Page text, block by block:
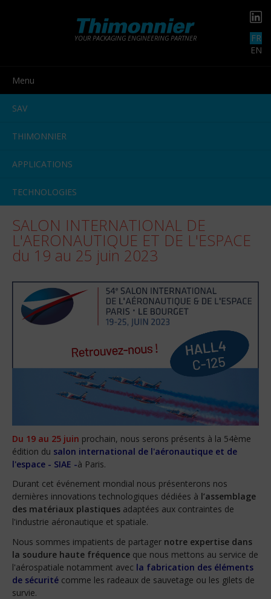
FR
EN
YOUR PACKAGING ENGINEERING PARTNER
Menu
SAV
THIMONNIER
APPLICATIONS
TECHNOLOGIES
SALON INTERNATIONAL DE
L'AERONAUTIQUE ET DE L'ESPACE
du 19 au 25 juin 2023
Du 19 au 25 juin prochain, nous serons présents à la 54ème
édition du salon international de l'aéronautique et de
l'espace - SIAE -à Paris.
Durant cet événement mondial nous présenterons nos
dernières innovations technologiques dédiées à l’assemblage
des matériaux plastiques adaptées aux contraintes de
l'industrie aéronautique et spatiale.
Nous sommes impatients de partager notre expertise dans
la soudure haute fréquence que nous mettons au service de
l'aérospatiale notamment avec la fabrication des éléments
de sécurité comme les radeaux de sauvetage ou les gilets de
survie.